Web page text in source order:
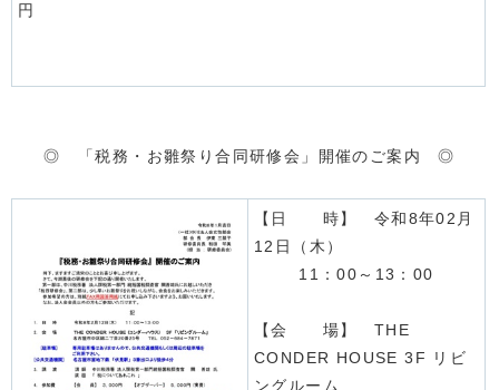
円
◎ 「税務・お雛祭り合同研修会」開催のご案内 ◎
【日 時】 令和8年02月
12日（木）
11：00～13：00
【会 場】 THE
CONDER HOUSE 3F リビ
ングルーム